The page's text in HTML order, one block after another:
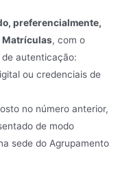
preferencialmente,
Matrículas, com o
autenticação:
ou credenciais de
no número anterior,
de modo
sede do Agrupamento